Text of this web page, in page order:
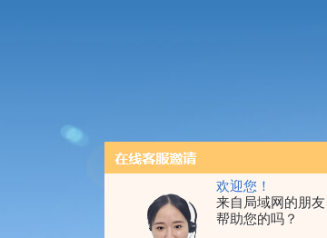
欢迎您！
来自局域网的朋
帮助您的吗？